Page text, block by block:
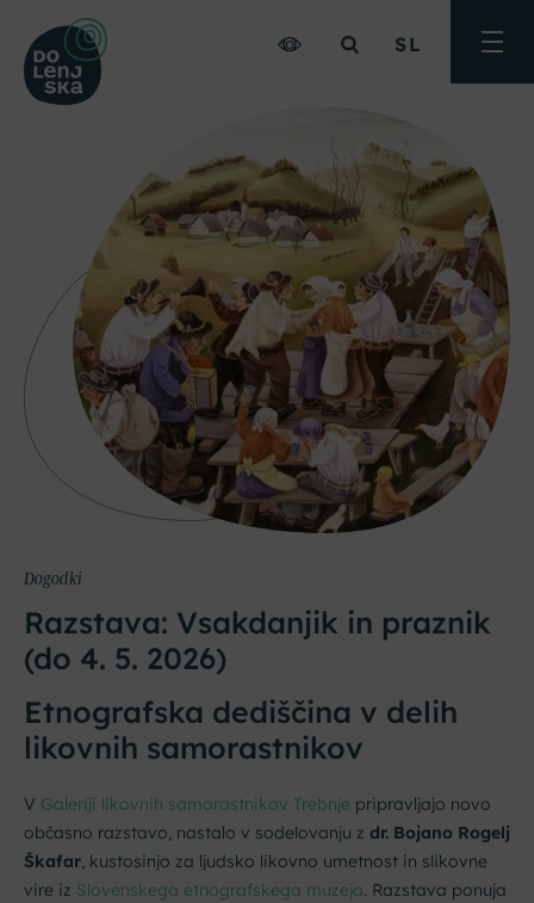
SL
Dogodki
Razstava: Vsakdanjik in praznik
(do 4. 5. 2026)
Etnografska dediščina v delih
likovnih samorastnikov
V Galeriji likovnih samorastnikov Trebnje pripravljajo novo
občasno razstavo, nastalo v sodelovanju z dr. Bojano Rogelj
Škafar, kustosinjo za ljudsko likovno umetnost in slikovne
vire iz Slovenskega etnografskega muzeja. Razstava ponuja